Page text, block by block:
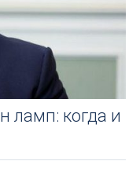
ламп: когда и